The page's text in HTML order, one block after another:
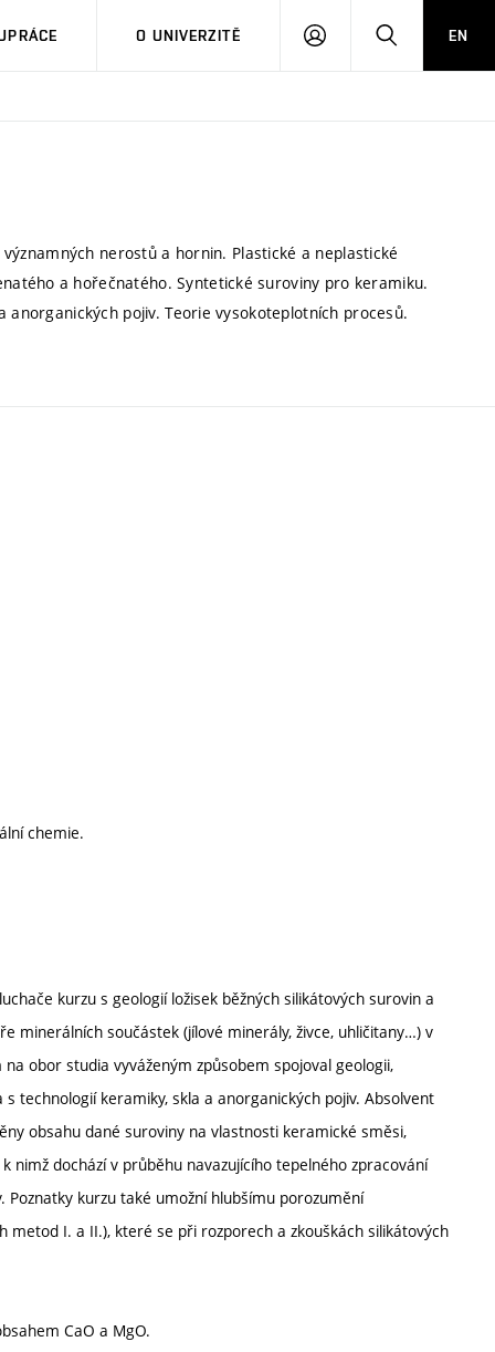
O UNIVERZITĚ
PŘIHLÁSIT HLEDATEN
nerostů a hornin. Plastické a neplastické
a hořečnatého. Syntetické suroviny pro keramiku.
pojiv. Teorie vysokoteplotních procesů.
chemie.
kurzu s geologií ložisek běžných silikátových surovin a
minerálních součástek (jílové minerály, živce, uhličitany…) v
obor studia vyváženým způsobem spojoval geologii,
technologií keramiky, skla a anorganických pojiv. Absolvent
obsahu dané suroviny na vlastnosti keramické směsi,
dochází v průběhu navazujícího tepelného zpracování
kurzu také umožní hlubšímu porozumění
I. a II.), které se při rozporech a zkouškách silikátových
CaO a MgO.